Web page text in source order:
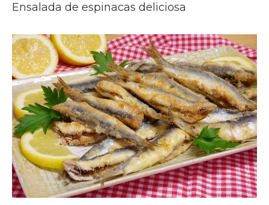
Ensalada de espinacas deliciosa